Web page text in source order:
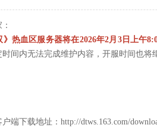
：
》热血区服务器将在2026年2月3日上午
时间内无法完成维护内容，开服时间也
户端下载地址：http://dtws.163.com/